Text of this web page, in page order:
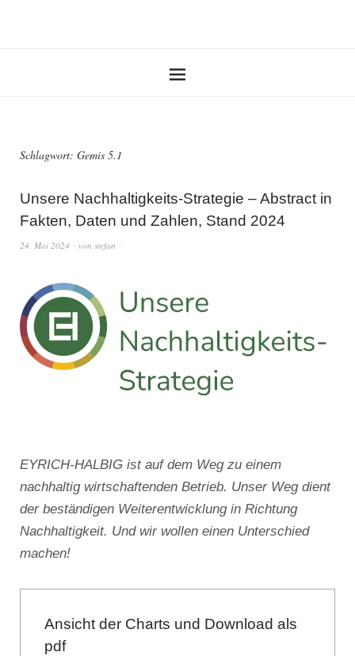
Schlagwort: Gemis 5.1
Unsere Nachhaltigkeits-Strategie – Abstract in
Fakten, Daten und Zahlen, Stand 2024
24. Mai 2024 von stefan
EYRICH-HALBIG ist auf dem Weg zu einem
nachhaltig wirtschaftenden Betrieb. Unser Weg dient
der beständigen Weiterentwicklung in Richtung
Nachhaltigkeit. Und wir wollen einen Unterschied
machen!
Ansicht der Charts und Download als
pdf